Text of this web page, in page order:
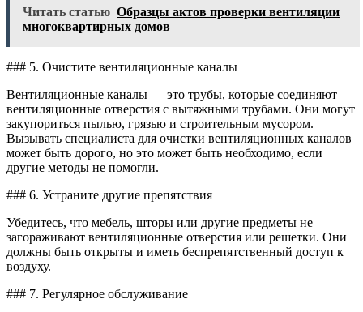
Читать статью Образцы актов проверки вентиляции
многоквартирных домов
### 5. Очистите вентиляционные каналы
Вентиляционные каналы — это трубы, которые соединяют
вентиляционные отверстия с вытяжными трубами. Они могут
закупориться пылью, грязью и строительным мусором.
Вызывать специалиста для очистки вентиляционных каналов
может быть дорого, но это может быть необходимо, если
другие методы не помогли.
### 6. Устраните другие препятствия
Убедитесь, что мебель, шторы или другие предметы не
загораживают вентиляционные отверстия или решетки. Они
должны быть открыты и иметь беспрепятственный доступ к
воздуху.
### 7. Регулярное обслуживание